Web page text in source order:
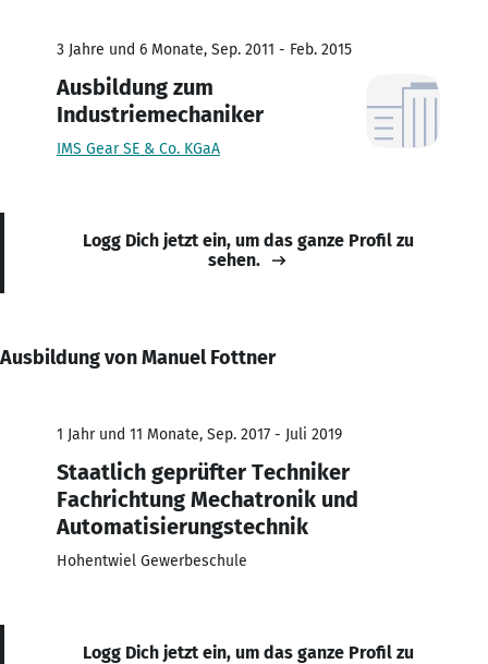
3 Jahre und 6 Monate, Sep. 2011 - Feb. 2015
Ausbildung zum
Industriemechaniker
IMS Gear SE & Co. KGaA
Logg Dich jetzt ein, um das ganze Profil zu
sehen.
Ausbildung von Manuel Fottner
1 Jahr und 11 Monate, Sep. 2017 - Juli 2019
Staatlich geprüfter Techniker
Fachrichtung Mechatronik und
Automatisierungstechnik
Hohentwiel Gewerbeschule
Logg Dich jetzt ein, um das ganze Profil zu